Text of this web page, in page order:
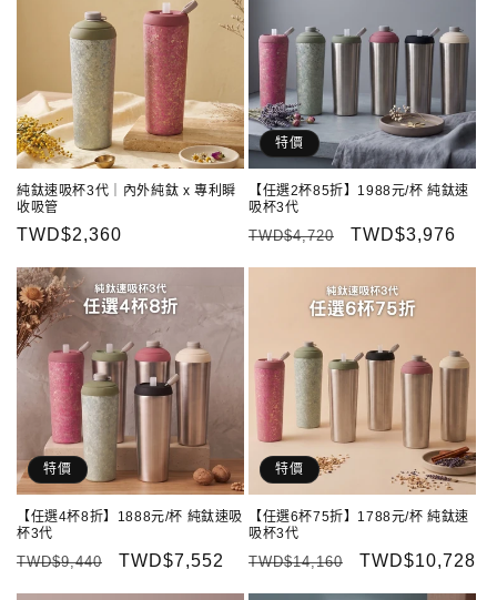
純鈦速吸杯3代｜內外純鈦 x 專利瞬
收吸管
定
TWD$2,360
特價
【任選2杯85折】1988元/杯 純鈦速
吸杯3代
定
TWD$4,720
售
TWD$3,976
特價
【任選4杯8折】1888元/杯 純鈦速吸
杯3代
定
TWD$9,440
售
TWD$7,552
特價
【任選6杯75折】1788元/杯 純鈦速
吸杯3代
定
TWD$14,160
售
TWD$10,728